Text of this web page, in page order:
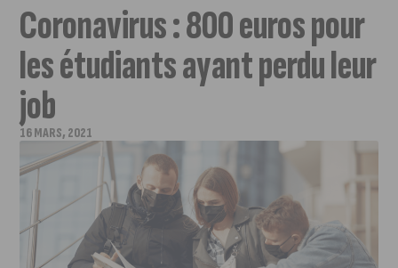
Coronavirus : 800 euros pour
les étudiants ayant perdu leur
job
16 MARS, 2021